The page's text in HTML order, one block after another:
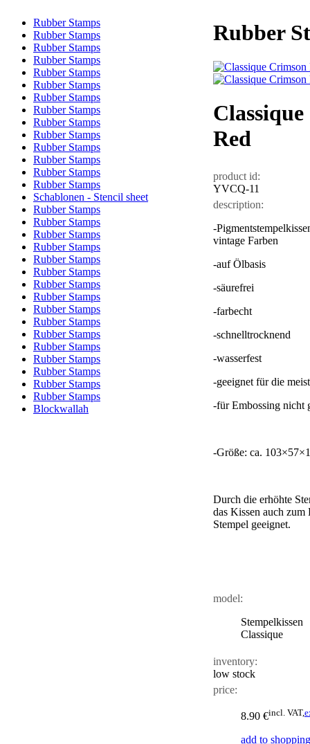
Rubber Stamps
Rubber Stamps
Rubber Stamps
Rubber Stamps
Rubber Stamps
Rubber Stamps
Rubber Stamps
Rubber Stamps
Rubber Stamps
Rubber Stamps
Rubber Stamps
Rubber Stamps
Rubber Stamps
Rubber Stamps
Schablonen - Stencil sheet
Rubber Stamps
Rubber Stamps
Rubber Stamps
Rubber Stamps
Rubber Stamps
Rubber Stamps
Rubber Stamps
Rubber Stamps
Rubber Stamps
Rubber Stamps
Rubber Stamps
Rubber Stamps
Rubber Stamps
Rubber Stamps
Rubber Stamps
Rubber Stamps
Blockwallah
Rubber
Red
product id:
YVCQ-11
description:
-
vintage Farben
-auf Ölbasis
-säurefrei
-farbecht
-schnelltrocknend
-wasserfest
-geeignet für die
-für Embossing nicht
-Größe: ca.
Durch die erhöhte
das Kissen auch zum
Stempel geeignet.
model:
Stempelkissen
Classique
inventory:
low stock
price:
8.90 €incl. VAT,
add to